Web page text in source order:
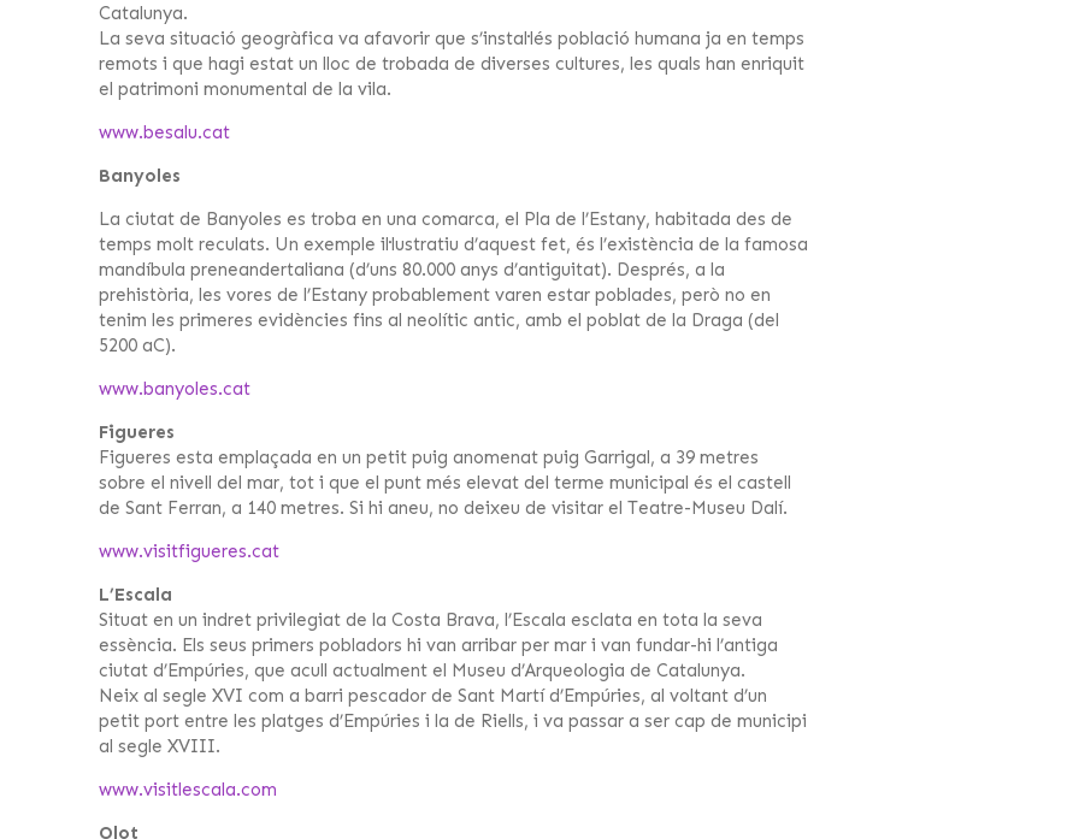
Catalunya.
La seva situació geogràfica va afavorir que s’instal·lés població humana ja en temps
remots i que hagi estat un lloc de trobada de diverses cultures, les quals han enriquit
el patrimoni monumental de la vila.
www.besalu.cat
Banyoles
La ciutat de Banyoles es troba en una comarca, el Pla de l’Estany, habitada des de
temps molt reculats. Un exemple il·lustratiu d’aquest fet, és l’existència de la famosa
mandíbula preneandertaliana (d’uns 80.000 anys d’antiguitat). Després, a la
prehistòria, les vores de l’Estany probablement varen estar poblades, però no en
tenim les primeres evidències fins al neolític antic, amb el poblat de la Draga (del
5200 aC).
www.banyoles.cat
Figueres
Figueres esta emplaçada en un petit puig anomenat puig Garrigal, a 39 metres
sobre el nivell del mar, tot i que el punt més elevat del terme municipal és el castell
de Sant Ferran, a 140 metres. Si hi aneu, no deixeu de visitar el Teatre-Museu Dalí.
www.visitfigueres.cat
L’Escala
Situat en un indret privilegiat de la Costa Brava, l’Escala esclata en tota la seva
essència. Els seus primers pobladors hi van arribar per mar i van fundar-hi l’antiga
ciutat d’Empúries, que acull actualment el Museu d’Arqueologia de Catalunya.
Neix al segle XVI com a barri pescador de Sant Martí d’Empúries, al voltant d’un
petit port entre les platges d’Empúries i la de Riells, i va passar a ser cap de municipi
al segle XVIII.
www.visitlescala.com
Olot